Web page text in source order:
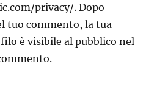
privacy/. Dopo
tuo commento, la tua
è visibile al pubblico nel